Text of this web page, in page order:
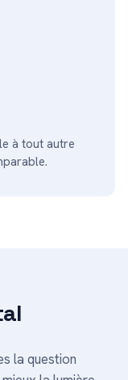
à tout autre
la question